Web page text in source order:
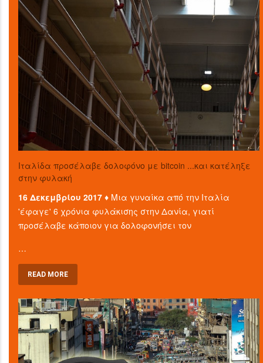
Ιταλίδα προσέλαβε δολοφόνο με bitcoin ...και κατέληξε
στην φυλακή
16 Δεκεμβρίου 2017 ♦ Μια γυναίκα από την Ιταλία
'έφαγε' 6 χρόνια φυλάκισης στην Δανία, γιατί
προσέλαβε κάποιον για δολοφονήσει τον
…
READ MORE